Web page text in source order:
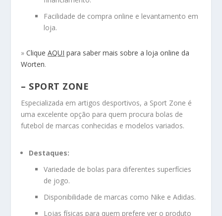
Facilidade de compra online e levantamento em
loja.
»CliqueAQUI para saber mais sobre a loja online da
Worten.
– SPORT ZONE
Especializada em artigos desportivos, a Sport Zone é
uma excelente opção para quem procura bolas de
futebol de marcas conhecidas e modelos variados.
Destaques:
Variedade de bolas para diferentes superfícies
de jogo.
Disponibilidade de marcas como Nike e Adidas.
Lojas físicas para quem prefere ver o produto